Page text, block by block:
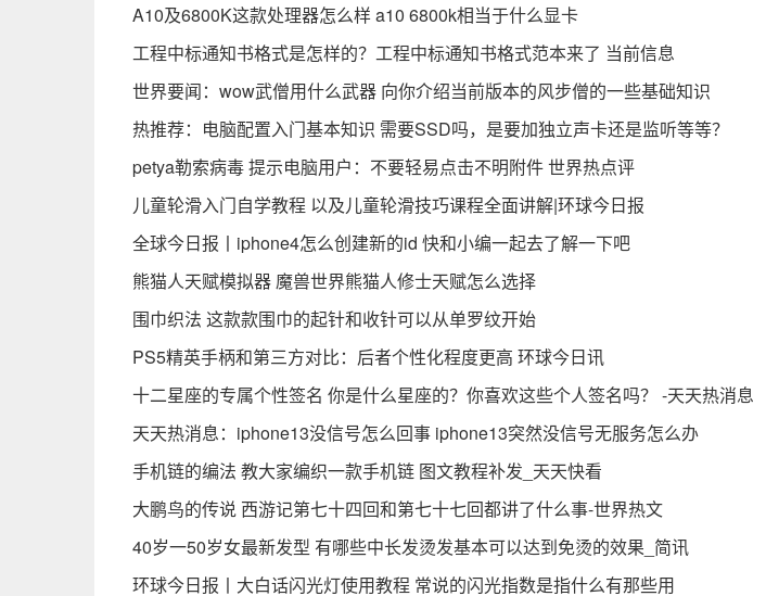
A10及6800K这款处理器怎么样 a10 6800k相当于什么显卡
工程中标通知书格式是怎样的？工程中标通知书格式范本来了 当前信息
世界要闻：wow武僧用什么武器 向你介绍当前版本的风步僧的一些基础知识
热推荐：电脑配置入门基本知识 需要SSD吗，是要加独立声卡还是监听等等？
petya勒索病毒 提示电脑用户：不要轻易点击不明附件 世界热点评
儿童轮滑入门自学教程 以及儿童轮滑技巧课程全面讲解|环球今日报
全球今日报丨iphone4怎么创建新的id 快和小编一起去了解一下吧
熊猫人天赋模拟器 魔兽世界熊猫人修士天赋怎么选择
围巾织法 这款款围巾的起针和收针可以从单罗纹开始
PS5精英手柄和第三方对比：后者个性化程度更高 环球今日讯
十二星座的专属个性签名 你是什么星座的？你喜欢这些个人签名吗？ -天天热消息
天天热消息：iphone13没信号怎么回事 iphone13突然没信号无服务怎么办
手机链的编法 教大家编织一款手机链 图文教程补发_天天快看
大鹏鸟的传说 西游记第七十四回和第七十七回都讲了什么事-世界热文
40岁一50岁女最新发型 有哪些中长发烫发基本可以达到免烫的效果_简讯
环球今日报丨大白话闪光灯使用教程 常说的闪光指数是指什么有那些用